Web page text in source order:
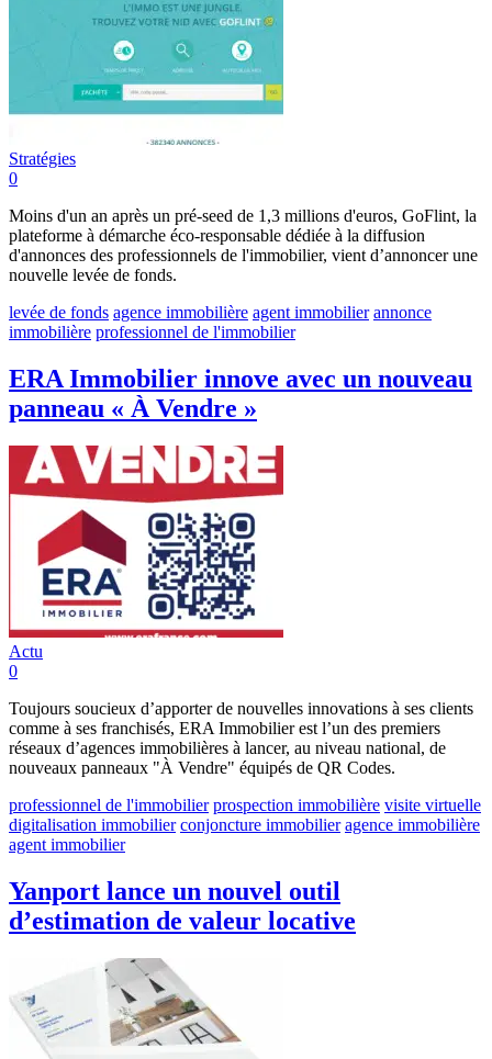
Stratégies
0
Moins d'un an après un pré-seed de 1,3 millions d'euros, GoFlint, la
plateforme à démarche éco-responsable dédiée à la diffusion
d'annonces des professionnels de l'immobilier, vient d’annoncer une
nouvelle levée de fonds.
levée de fonds agence immobilière agent immobilier annonce
immobilière professionnel de l'immobilier
ERA Immobilier innove avec un nouveau
panneau « À Vendre »
Actu
0
Toujours soucieux d’apporter de nouvelles innovations à ses clients
comme à ses franchisés, ERA Immobilier est l’un des premiers
réseaux d’agences immobilières à lancer, au niveau national, de
nouveaux panneaux "À Vendre" équipés de QR Codes.
professionnel de l'immobilier prospection immobilière visite virtuelle
digitalisation immobilier conjoncture immobilier agence immobilière
agent immobilier
Yanport lance un nouvel outil
d’estimation de valeur locative